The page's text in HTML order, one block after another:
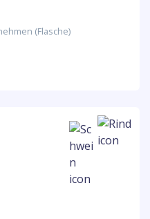
(Flasche)